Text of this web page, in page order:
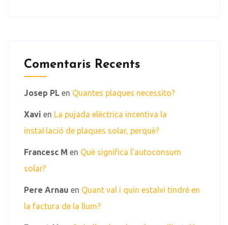
Comentaris Recents
Josep PL en Quantes plaques necessito?
Xavi en La pujada elèctrica incentiva la
instal·lació de plaques solar, perquè?
Francesc M en Què significa l’autoconsum
solar?
Pere Arnau en Quant val i quin estalvi tindré en
la factura de la llum?